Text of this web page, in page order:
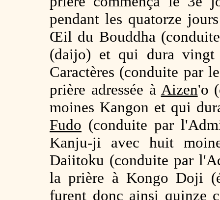
pendant les quatorze
Œil du Bouddha
(daijo) et qui dura
Caractères (conduite par
prière adressée à Aizen'o
moines Kangon et qui
Fudo (conduite par
Kanju-ji avec huit
Daiitoku (conduite par
la prière à Kongo Doji
furent donc ainsi quinze